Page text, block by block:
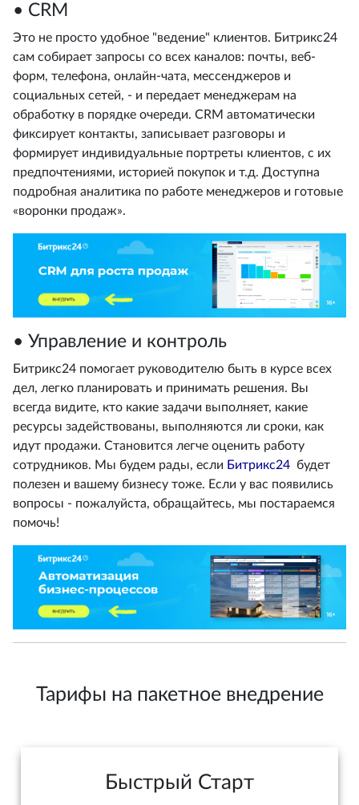
• CRM
Это не просто удобное "ведение" клиентов. Битрикс24
сам собирает запросы со всех каналов: почты, веб-
форм, телефона, онлайн-чата, мессенджеров и
социальных сетей, - и передает менеджерам на
обработку в порядке очереди. CRM автоматически
фиксирует контакты, записывает разговоры и
формирует индивидуальные портреты клиентов, с их
предпочтениями, историей покупок и т.д. Доступна
подробная аналитика по работе менеджеров и готовые
«воронки продаж».
• Управление и контроль
Битрикс24 помогает руководителю быть в курсе всех
дел, легко планировать и принимать решения. Вы
всегда видите, кто какие задачи выполняет, какие
ресурсы задействованы, выполняются ли сроки, как
идут продажи. Становится легче оценить работу
сотрудников. Мы будем рады, если Битрикс24 будет
полезен и вашему бизнесу тоже. Если у вас появились
вопросы - пожалуйста, обращайтесь, мы постараемся
помочь!
Тарифы на пакетное внедрение
Быстрый Старт